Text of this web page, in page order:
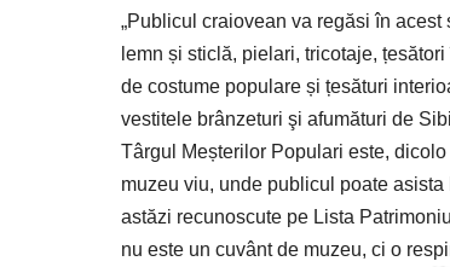
„Publicul craiovean va regăsi în
lemn și sticlă, pielari, tricotaje,
de costume populare și țesături
vestitele brânzeturi şi afumături de
Târgul Meșterilor Populari este,
muzeu viu, unde publicul poate
astăzi recunoscute pe Lista
nu este un cuvânt de muzeu, ci o